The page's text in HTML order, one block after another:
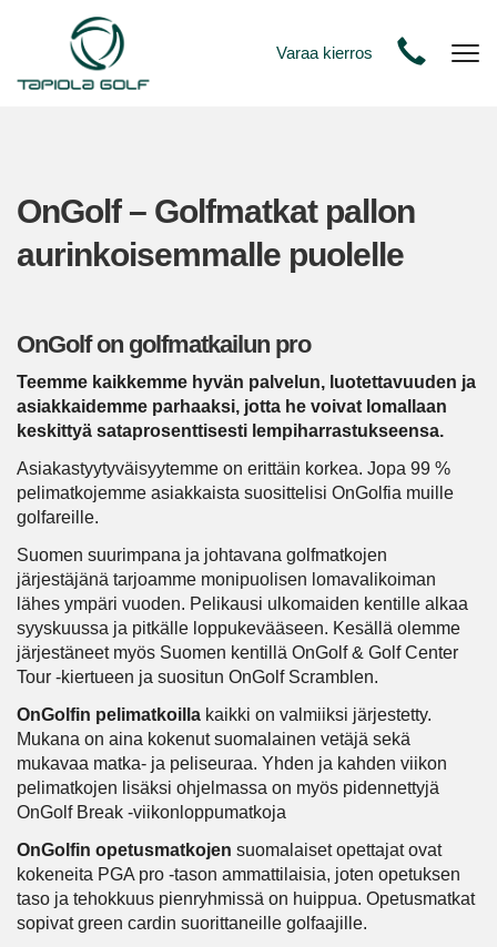
Varaa kierros
OnGolf – Golfmatkat pallon
aurinkoisemmalle puolelle
OnGolf on golfmatkailun pro
Teemme kaikkemme hyvän palvelun, luotettavuuden ja
asiakkaidemme parhaaksi, jotta he voivat lomallaan
keskittyä sataprosenttisesti lempiharrastukseensa.
Asiakastyytyväisyytemme on erittäin korkea. Jopa 99 %
pelimatkojemme asiakkaista suosittelisi OnGolfia muille
golfareille.
Suomen suurimpana ja johtavana golfmatkojen
järjestäjänä tarjoamme monipuolisen lomavalikoiman
lähes ympäri vuoden. Pelikausi ulkomaiden kentille alkaa
syyskuussa ja pitkälle loppukevääseen. Kesällä olemme
järjestäneet myös Suomen kentillä OnGolf & Golf Center
Tour -kiertueen ja suositun OnGolf Scramblen.
OnGolfin pelimatkoilla kaikki on valmiiksi järjestetty.
Mukana on aina kokenut suomalainen vetäjä sekä
mukavaa matka- ja peliseuraa. Yhden ja kahden viikon
pelimatkojen lisäksi ohjelmassa on myös pidennettyjä
OnGolf Break -viikonloppumatkoja
OnGolfin opetusmatkojen suomalaiset opettajat ovat
kokeneita PGA pro -tason ammattilaisia, joten opetuksen
taso ja tehokkuus pienryhmissä on huippua. Opetusmatkat
sopivat green cardin suorittaneille golfaajille.